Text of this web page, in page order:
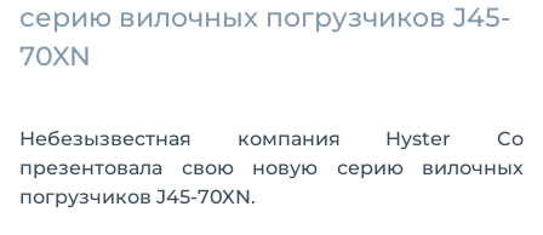
серию вилочных погрузчиков J45-
70XN
Небезызвестная компания Hyster Co
презентовала свою новую серию вилочных
погрузчиков J45-70XN.